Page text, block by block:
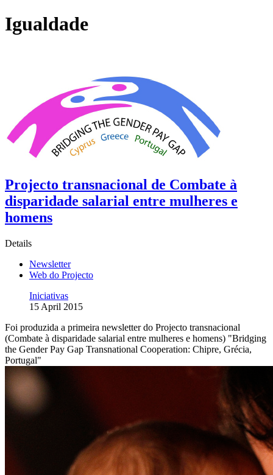
Igualdade
Projecto transnacional de Combate à
disparidade salarial entre mulheres e
homens
Details
Newsletter
Web do Projecto
Iniciativas
15 April 2015
Foi produzida a primeira newsletter do Projecto transnacional
(Combate à disparidade salarial entre mulheres e homens) "Bridging
the Gender Pay Gap Transnational Cooperation: Chipre, Grécia,
Portugal"